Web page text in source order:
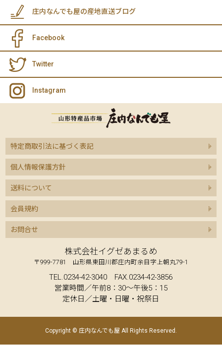
庄内なんでも屋の産地直送ブログ
Facebook
Twitter
Instagram
特定商取引法に基づく表記
個人情報保護方針
送料について
会員規約
お問合せ
株式会社イグゼあまるめ
〒999-7781 山形県東田川郡庄内町余目字上朝丸79-1
TEL.0234-42-3040 FAX.0234-42-3856
営業時間／午前8：30～午後5：15
定休日／土曜・日曜・祝祭日
Copyright © 庄内なんでも屋 All Rights Reserved.